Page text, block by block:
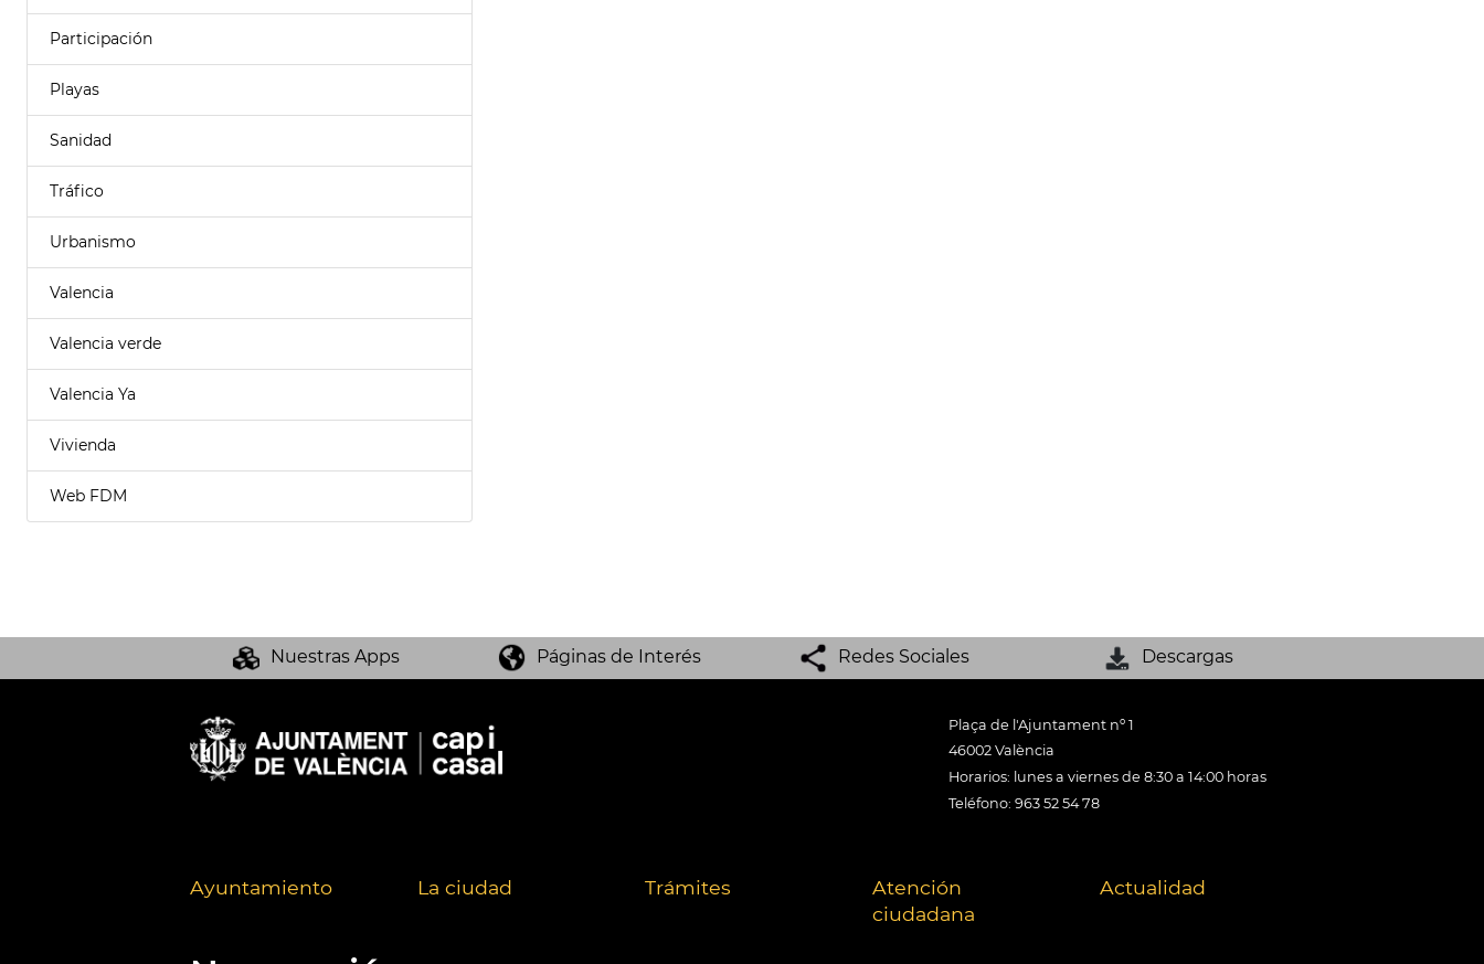
Participación
Playas
Sanidad
Tráfico
Urbanismo
Valencia
Valencia verde
Valencia Ya
Vivienda
Web FDM
Nuestras Apps Páginas de Interés Redes Sociales Descargas
Plaça de l'Ajuntament nº 1
46002 València
Horarios: lunes a viernes de 8:30 a 14:00 horas
Teléfono: 963 52 54 78
Ayuntamiento La ciudad Trámites
Atención
ciudadana
Actualidad